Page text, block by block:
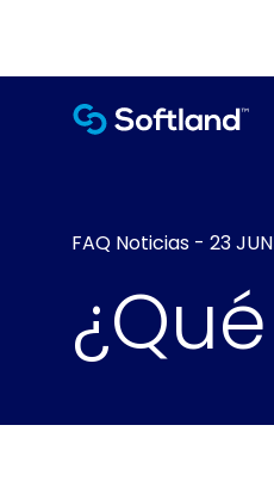
FAQ Noticias - 23